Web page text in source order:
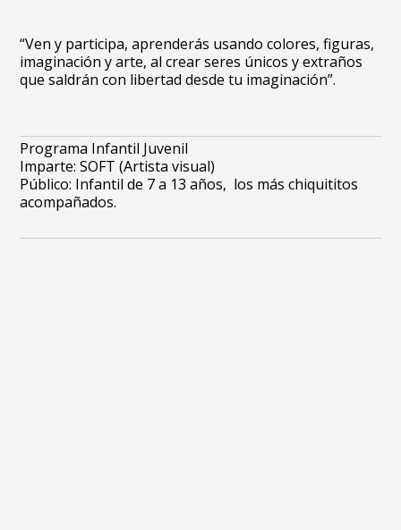
Programa Infantil Juvenil
Imparte: SOFT (Artista visual)
Público: Infantil de 7 a 13 años, los más chiquititos
acompañados.
“Ven y participa, aprenderás usando colores, figuras,
imaginación y arte, al crear seres únicos y extraños
que saldrán con libertad desde tu imaginación”.